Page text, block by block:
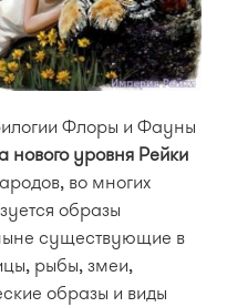
Флоры и Фауны
нового уровня Рейки
во многих
образы
существующие в
рыбы, змеи,
образы и виды